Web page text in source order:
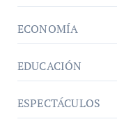
ECONOMÍA
EDUCACIÓN
ESPECTÁCULOS